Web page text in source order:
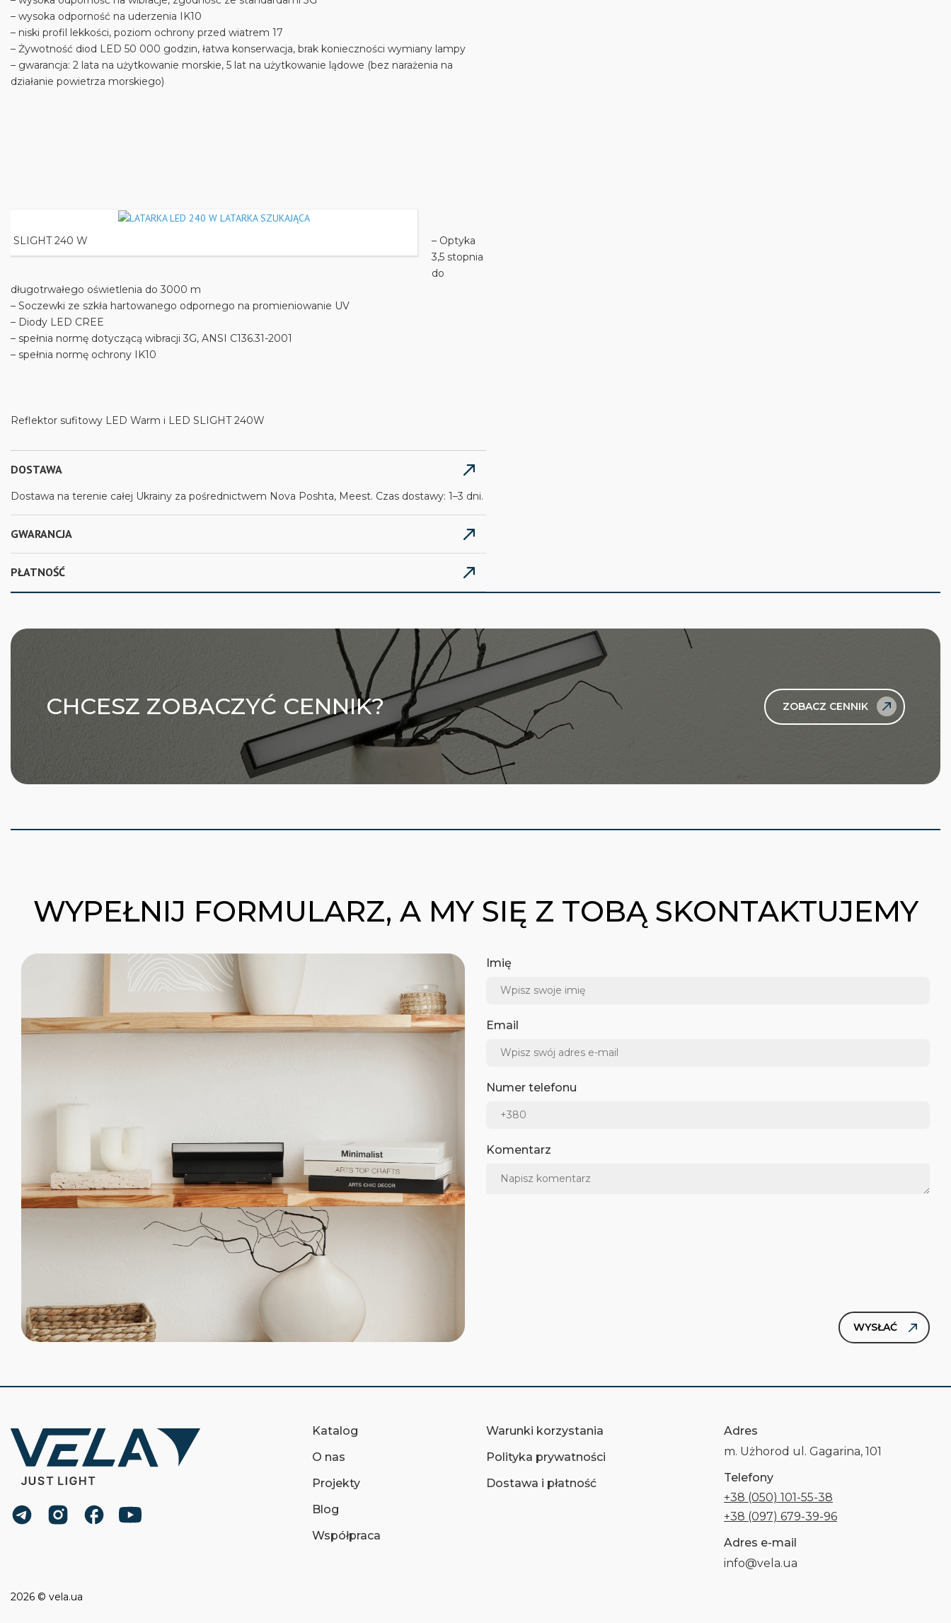
– wysoka odporność na uderzenia IK10
– niski profil lekkości, poziom ochrony przed wiatrem 17
– Żywotność diod LED 50 000 godzin, łatwa konserwacja, brak konieczności wymiany lampy
– gwarancja: 2 lata na użytkowanie morskie, 5 lat na użytkowanie lądowe (bez narażenia na
działanie powietrza morskiego)
SLIGHT 240 W
– Optyka
3,5 stopnia
do
długotrwałego oświetlenia do 3000 m
– Soczewki ze szkła hartowanego odpornego na promieniowanie UV
– Diody LED CREE
– spełnia normę dotyczącą wibracji 3G, ANSI C136.31-2001
– spełnia normę ochrony IK10
Reflektor sufitowy LED Warm i LED SLIGHT 240W
DOSTAWA
Dostawa na terenie całej Ukrainy za pośrednictwem Nova Poshta, Meest. Czas dostawy: 1–3 dni.
GWARANCJA
PŁATNOŚĆ
CHCESZ ZOBACZYĆ CENNIK? ZOBACZ CENNIK
WYPEŁNIJ FORMULARZ, A MY SIĘ Z TOBĄ SKONTAKTUJEMY
Imię
Email
Numer telefonu
Komentarz
Katalog
O nas
Projekty
Blog
Współpraca
Warunki korzystania
Polityka prywatności
Dostawa i płatność
Adres
m. Użhorod ul. Gagarina, 101
Telefony
+38 (050) 101-55-38
+38 (097) 679-39-96
Adres e-mail
info@vela.ua
2026 © vela.ua